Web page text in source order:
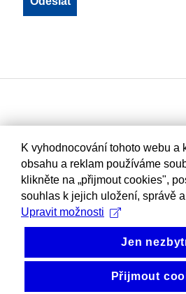
K vyhodnocování tohoto webu a
obsahu a reklam používáme
klikněte na „přijmout cookies",
souhlas k jejich uložení, správě
Upravit možnosti
Jen
Přijmout